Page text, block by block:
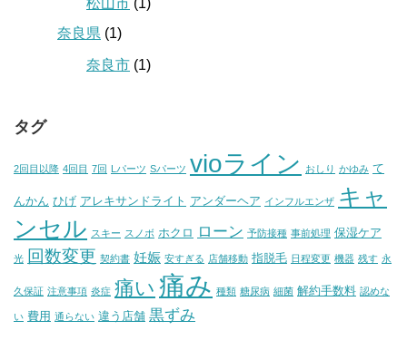
松山市 (1)
奈良県 (1)
奈良市 (1)
タグ
2回目以降 4回目 7回 Lパーツ Sパーツ vioライン おしり かゆみ て
んかん ひげ アレキサンドライト アンダーヘア インフルエンザ キャ
ンセル スキー スノボ ホクロ ローン 予防接種 事前処理 保湿ケア
光 回数変更 契約書 妊娠 安すぎる 店舗移動 指脱毛 日程変更 機器 残す 永
久保証 注意事項 炎症 痛い 痛み 種類 糖尿病 細菌 解約手数料 認めな
い 費用 通らない 違う店舗 黒ずみ